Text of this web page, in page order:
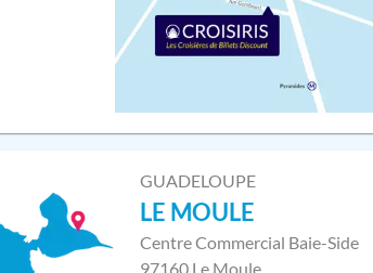
GUADELOUPE
LE MOULE
Centre Commercial Baie-Side
97160 Le Moule